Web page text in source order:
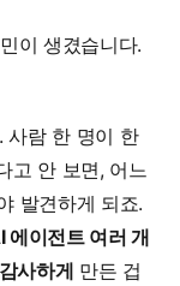
사람 한 명이 한
고 안 보면, 어느
발견하게 되죠.
에이전트 여러 개
사하게 만든 겁